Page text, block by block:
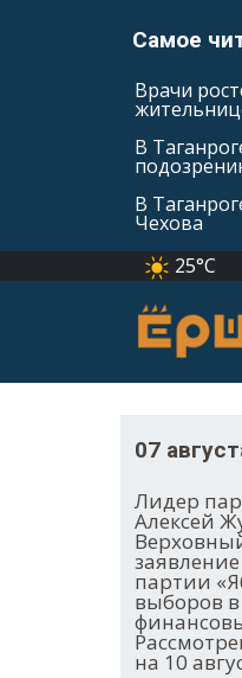
Самое
Врачи
В
В
Чехова
25°C
07
Лидер
Алексей
партии
выборов в
на 10